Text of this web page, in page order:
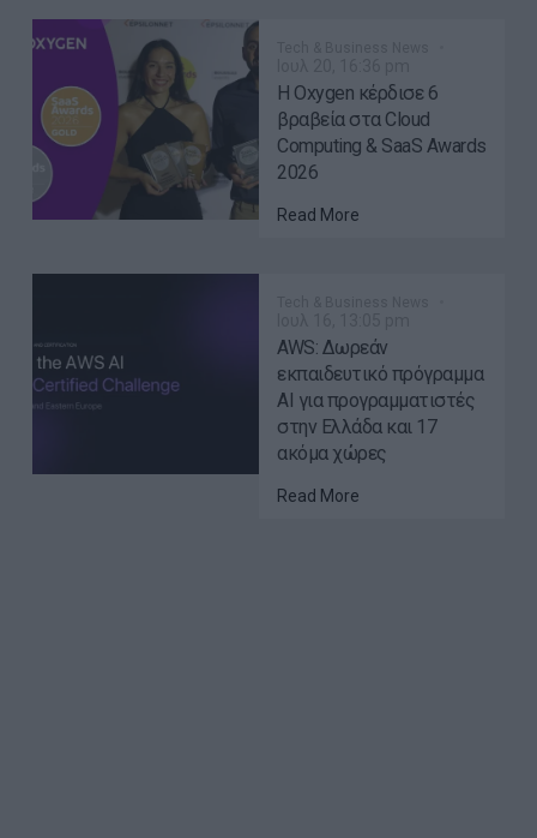
Η Oxygen κέρδισε 6
βραβεία στα Cloud
Computing & SaaS Awards
2026
Read More
AWS: Δωρεάν
εκπαιδευτικό πρόγραμμα
AI για προγραμματιστές
στην Ελλάδα και 17
ακόμα χώρες
Read More